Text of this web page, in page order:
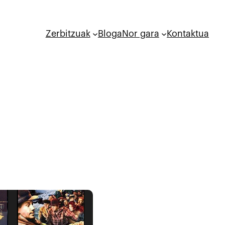
Zerbitzuak Bloga Nor gara Kontaktua